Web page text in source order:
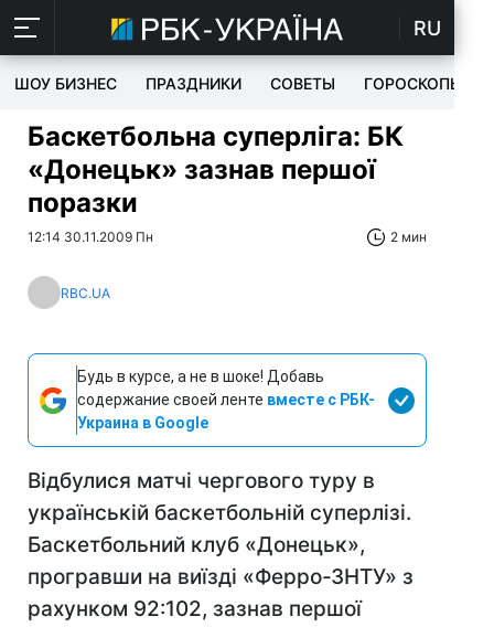
RU
ШОУ БИЗНЕС ПРАЗДНИКИ СОВЕТЫ ГОРОСКОПЫ
Баскетбольна суперліга: БК
«Донецьк» зазнав першої
поразки
12:14 30.11.2009 Пн 2 мин
RBC.UA
Будь в курсе, а не в шоке! Добавь
содержание своей ленте вместе с РБК-
Украина в Google
Відбулися матчі чергового туру в
українській баскетбольній суперлізі.
Баскетбольний клуб «Донецьк»,
програвши на виїзді «Ферро-ЗНТУ» з
рахунком 92:102, зазнав першої